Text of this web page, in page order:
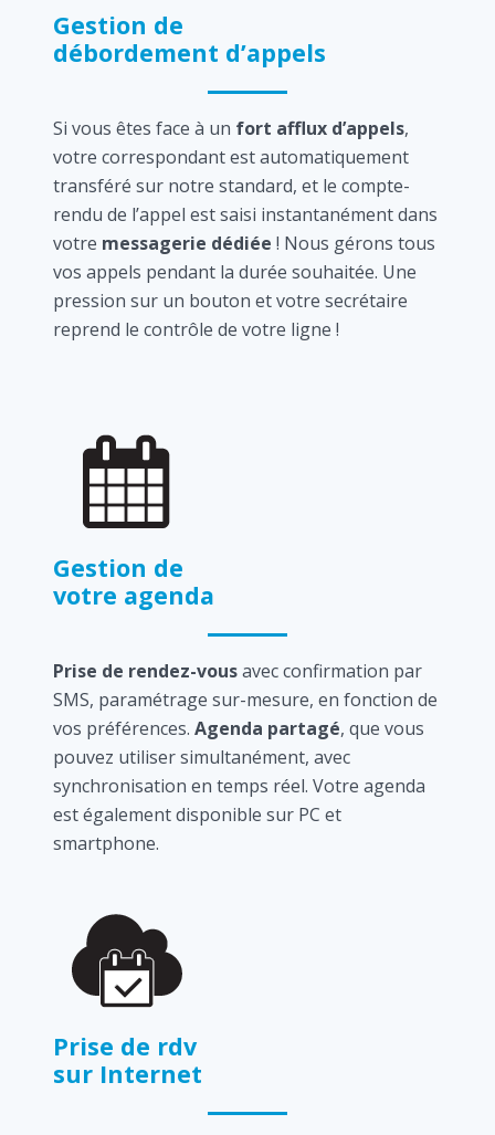
Gestion de
débordement d’appels
Si vous êtes face à un fort afflux d’appels,
votre correspondant est automatiquement
transféré sur notre standard, et le compte-
rendu de l’appel est saisi instantanément dans
votre messagerie dédiée ! Nous gérons tous
vos appels pendant la durée souhaitée. Une
pression sur un bouton et votre secrétaire
reprend le contrôle de votre ligne !
Gestion de
votre agenda
Prise de rendez-vousavec confirmation par
SMS, paramétrage sur-mesure, en fonction de
vos préférences. Agenda partagé, que vous
pouvez utiliser simultanément, avec
synchronisation en temps réel. Votre agenda
est également disponible sur PC et
smartphone.
Prise de rdv
sur Internet